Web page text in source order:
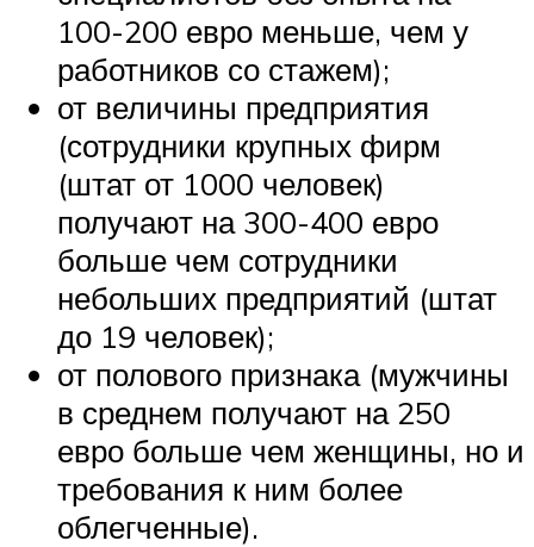
100-200 евро меньше, чем у
работников со стажем);
от величины предприятия
(сотрудники крупных фирм
(штат от 1000 человек)
получают на 300-400 евро
больше чем сотрудники
небольших предприятий (штат
до 19 человек);
от полового признака (мужчины
в среднем получают на 250
евро больше чем женщины, но и
требования к ним более
облегченные).